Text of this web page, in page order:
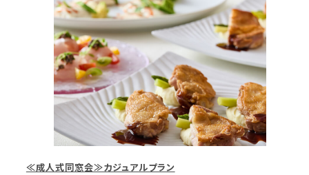
≪成人式同窓会≫カジュアルプラン